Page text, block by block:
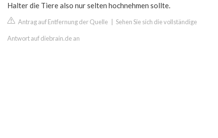
Halter die Tiere also nur selten hochnehmen sollte.
Antrag auf Entfernung der Quelle Sehen Sie sich die vollständige
Antwort auf diebrain.de an